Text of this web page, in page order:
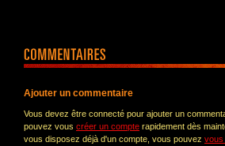
Ajouter un commentaire
Vous devez être connecté pour ajouter un
pouvez vous créer un compte rapidement dès
vous disposez déjà d'un compte, vous pouvez vous